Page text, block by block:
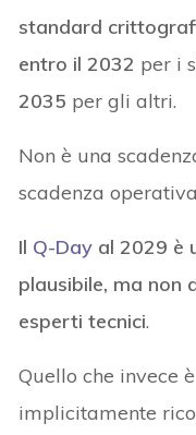
standard
entro il 2032 per i
2035 per gli altri.
Non è una
scadenza
Il Q-Day al 2029 è
plausibile, ma non
esperti tecnici.
Quello che invece
implicitamente